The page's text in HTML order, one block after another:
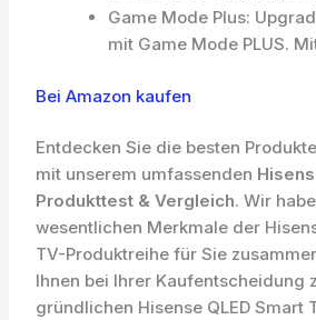
Game Mode Plus:
mit Game Mode PLUS.
Bei Amazon kaufen
Entdecken Sie die besten
mit unserem umfassenden
Produkttest & Vergleich. Wir
wesentlichen Merkmale der
TV-Produktreihe für Sie
Ihnen bei Ihrer Kaufentscheidung
gründlichen Hisense QLED Smart